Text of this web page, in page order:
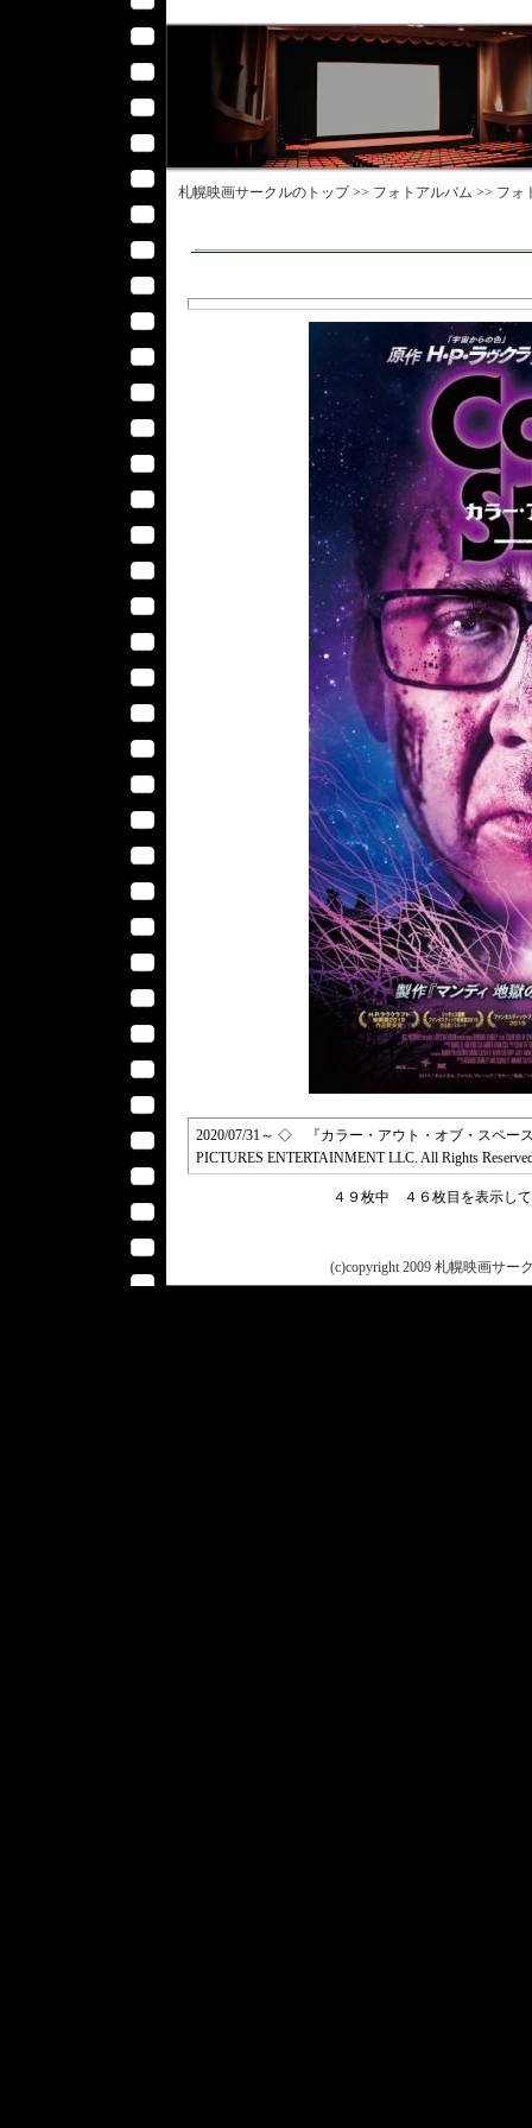
札幌映画サークルのトップ >> フォトアルバム >> フォ
2020/07/31～ ◇ 『カラー・アウト・オブ・スペー
PICTURES ENTERTAINMENT LLC. All Rights
４９枚中 ４６枚目を表示し
(c)copyright 2009 札幌映画サー